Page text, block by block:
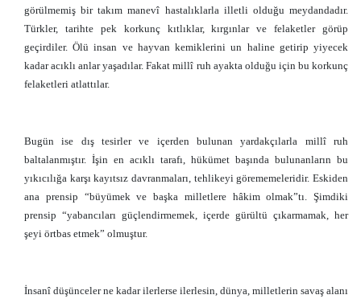
görülmemiş bir takım manevî hastalıklarla illetli olduğu meydandadır.
Türkler, tarihte pek korkunç kıtlıklar, kırgınlar ve felaketler görüp
geçirdiler. Ölü insan ve hayvan kemiklerini un haline getirip yiyecek
kadar acıklı anlar yaşadılar. Fakat millî ruh ayakta olduğu için bu korkunç
felaketleri atlattılar.
Bugün ise dış tesirler ve içerden bulunan yardakçılarla millî ruh
baltalanmıştır. İşin en acıklı tarafı, hükümet başında bulunanların bu
yıkıcılığa karşı kayıtsız davranmaları, tehlikeyi görememeleridir. Eskiden
ana prensip “büyümek ve başka milletlere hâkim olmak”tı. Şimdiki
prensip “yabancıları güçlendirmemek, içerde gürültü çıkarmamak, her
şeyi örtbas etmek” olmuştur.
İnsanî düşünceler ne kadar ilerlerse ilerlesin, dünya, milletlerin savaş alanı